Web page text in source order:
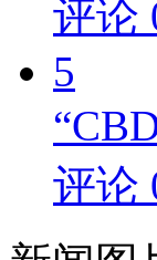
评论
5
评论